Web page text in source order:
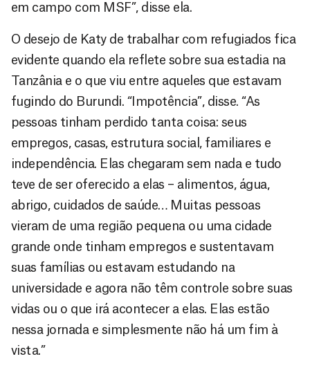
em campo com MSF”, disse ela.
O desejo de Katy de trabalhar com refugiados fica
evidente quando ela reflete sobre sua estadia na
Tanzânia e o que viu entre aqueles que estavam
fugindo do Burundi. “Impotência”, disse. “As
pessoas tinham perdido tanta coisa: seus
empregos, casas, estrutura social, familiares e
independência. Elas chegaram sem nada e tudo
teve de ser oferecido a elas – alimentos, água,
abrigo, cuidados de saúde… Muitas pessoas
vieram de uma região pequena ou uma cidade
grande onde tinham empregos e sustentavam
suas famílias ou estavam estudando na
universidade e agora não têm controle sobre suas
vidas ou o que irá acontecer a elas. Elas estão
nessa jornada e simplesmente não há um fim à
vista.”
D
São as